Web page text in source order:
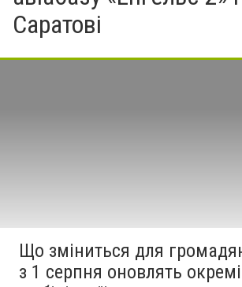
Саратові
Що зміниться для
з 1 серпня оновлять